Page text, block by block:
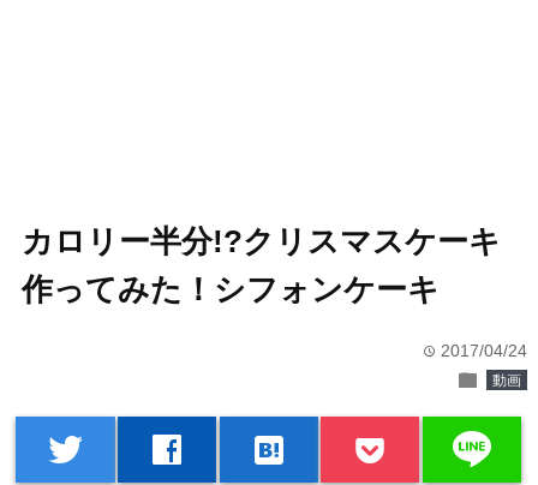
カロリー半分!?クリスマスケーキ
作ってみた！シフォンケーキ
time 2017/04/24
folder 動画
twitter facebook hatenabookmark line